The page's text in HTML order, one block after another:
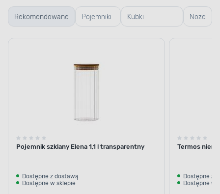
Rekomendowane Pojemniki
szklane
Kubki
termiczne i
Noże
Pojemnik szklany Elena 1,1 l transparentny
Dostępne z dostawą
Dostępne w sklepie
Termos
Dostępne z
Dostępne w